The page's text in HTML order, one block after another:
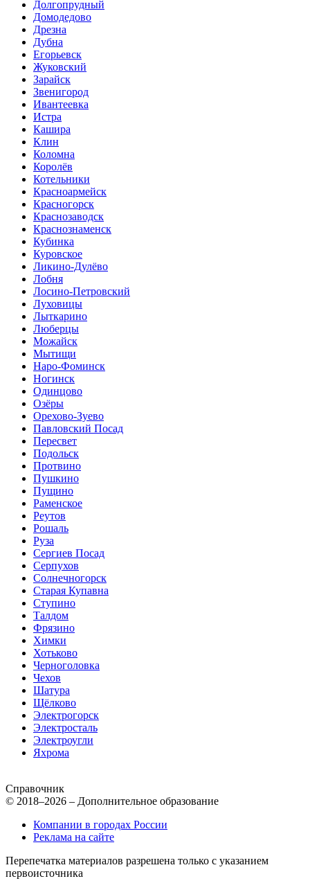
Долгопрудный
Домодедово
Дрезна
Дубна
Егорьевск
Жуковский
Зарайск
Звенигород
Ивантеевка
Истра
Кашира
Клин
Коломна
Королёв
Котельники
Красноармейск
Красногорск
Краснозаводск
Краснознаменск
Кубинка
Куровское
Ликино-Дулёво
Лобня
Лосино-Петровский
Луховицы
Лыткарино
Люберцы
Можайск
Мытищи
Наро-Фоминск
Ногинск
Одинцово
Озёры
Орехово-Зуево
Павловский Посад
Пересвет
Подольск
Протвино
Пушкино
Пущино
Раменское
Реутов
Рошаль
Руза
Сергиев Посад
Серпухов
Солнечногорск
Старая Купавна
Ступино
Талдом
Фрязино
Химки
Хотьково
Черноголовка
Чехов
Шатура
Щёлково
Электрогорск
Электросталь
Электроугли
Яхрома
Справочник
© 2018–2026 – Дополнительное образование
Компании в городах России
Реклама на сайте
Перепечатка материалов разрешена только с указанием
первоисточника